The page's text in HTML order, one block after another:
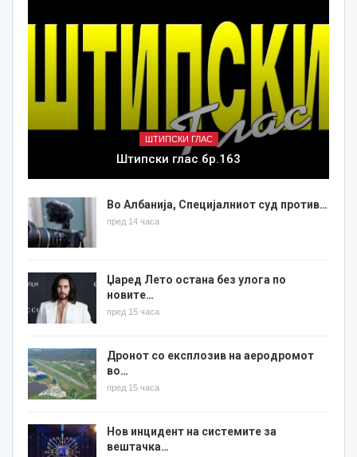
ШТИПСКИ ГЛАС
Штипски глас бр.163
Во Албанија, Специјалниот суд против…
пред 14 часа
Џаред Лето остана без улога по
новите…
пред 15 часа
Дронот со експлозив на аеродромот
во…
пред 15 часа
Нов инцидент на системите за
вештачка…